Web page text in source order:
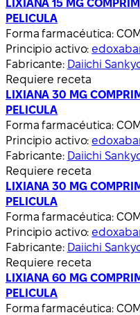
LIXIANA 15 MG
PELICULA
Forma farmacéutica:
Principio activo:
Fabricante: Daiichi
Requiere receta
LIXIANA 30 MG
PELICULA
Forma farmacéutica:
Principio activo:
Fabricante: Daiichi
Requiere receta
LIXIANA 30 MG
PELICULA
Forma farmacéutica:
Principio activo:
Fabricante: Daiichi
Requiere receta
LIXIANA 60 MG
PELICULA
Forma farmacéutica: